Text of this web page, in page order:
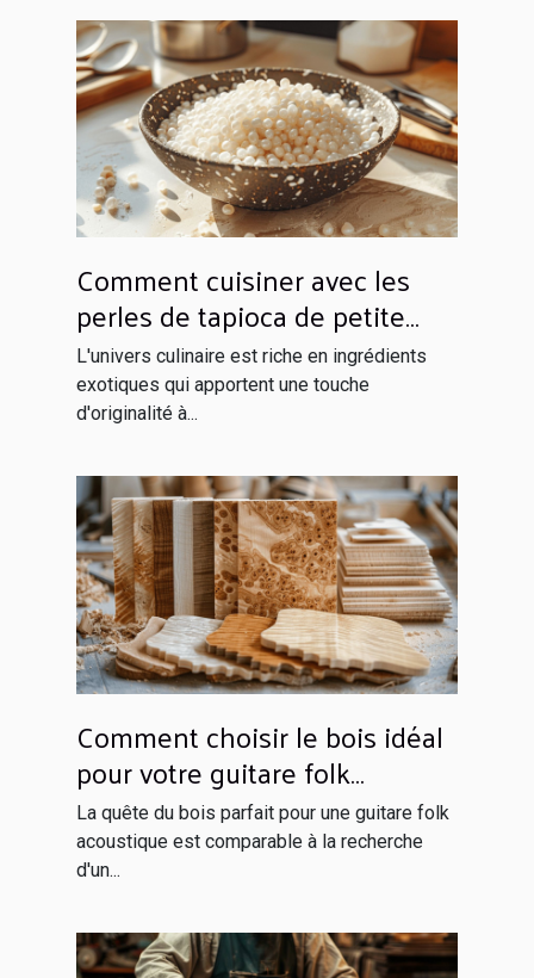
Comment cuisiner avec les
perles de tapioca de petite
taille
L'univers culinaire est riche en ingrédients
exotiques qui apportent une touche
d'originalité à...
Comment choisir le bois idéal
pour votre guitare folk
acoustique
La quête du bois parfait pour une guitare folk
acoustique est comparable à la recherche
d'un...